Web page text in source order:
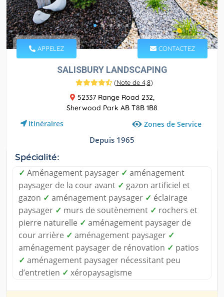
APPELEZ CONTACTEZ
SALISBURY LANDSCAPING
(Note de 4,8)
52337 Range Road 232,
Sherwood Park AB T8B 1B8
Itinéraires Zones de Service
Depuis 1965
Spécialité:
✓ Aménagement paysager ✓ aménagement
paysager de la cour avant ✓ gazon artificiel et
gazon ✓ aménagement paysager ✓ éclairage
paysager ✓ murs de soutènement ✓ rochers et
pierre naturelle ✓ aménagement paysager de
cour arrière ✓ aménagement paysager ✓
aménagement paysager de rénovation ✓ patios
✓ aménagement paysager nécessitant peu
d’entretien ✓ xéropaysagisme